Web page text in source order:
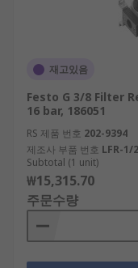
재고있음
Festo G 3/8 Filter
16 bar, 186051
RS 제품 번호 202-9394
제조사 부품 번호 LFR-1/
Subtotal (1 unit)
₩15,315.70
주문수량